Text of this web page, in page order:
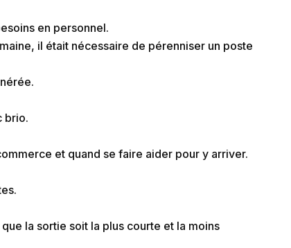
en personnel.
il était nécessaire de pérenniser un poste
brio.
et quand se faire aider pour y arriver.
la sortie soit la plus courte et la moins